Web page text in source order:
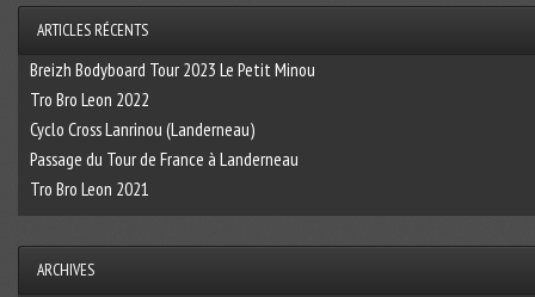
ARTICLES RÉCENTS
Breizh Bodyboard Tour 2023 Le Petit Minou
Tro Bro Leon 2022
Cyclo Cross Lanrinou (Landerneau)
Passage du Tour de France à Landerneau
Tro Bro Leon 2021
ARCHIVES